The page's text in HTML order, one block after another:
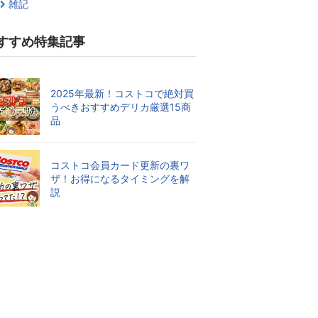
雑記
すめ特集記事
2025年最新！コストコで絶対買
うべきおすすめデリカ厳選15商
品
コストコ会員カード更新の裏ワ
ザ！お得になるタイミングを解
説